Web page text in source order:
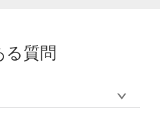
る質問